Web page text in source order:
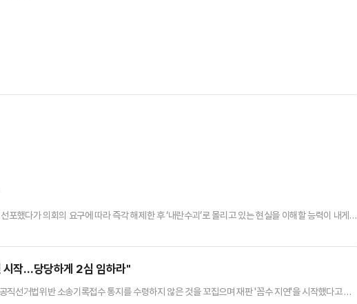
포했다가 의회의 요구에 따라 즉각 해제한 후 ‘내란수괴’로 몰리고 있는 현실을 이해할 능력이 내게는
공의 안녕질서를 유지할 필요가 있는 때’였는지는 법적으로 따져봐야 한다. 사법부의 몫이지 야당의
시작…당당하게 2심 임하라"
직선거법위반 소송기록접수 통지를 수령하지 않은 것을 꼬집으며 재판 '꼼수 지연'을 시작했다고 비